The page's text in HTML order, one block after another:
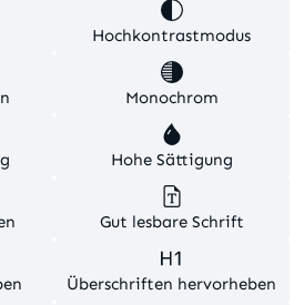
Mehrwertsteuer zzgl.
. Alle Artikelangaben sind
und ohne Gewähr.
Rechte vorbehalten. Theme by
Innovations
Hochkontrastmodus
Monochrom
Hohe Sättigung
Gut lesbare Schrift
Überschriften hervorheben
Cookies, um eine bestmögliche
können.